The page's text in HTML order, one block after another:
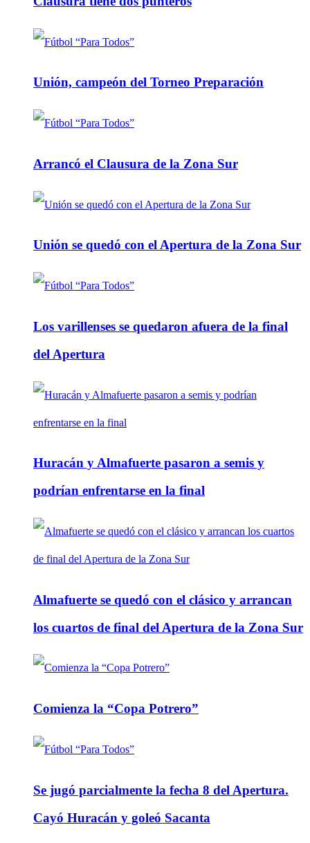
Unión, campeón del Torneo Preparación
Arrancó el Clausura de la Zona Sur
Unión se quedó con el Apertura de la Zona Sur
Los varillenses se quedaron afuera de la final
del Apertura
Huracán y Almafuerte pasaron a semis y
podrían enfrentarse en la final
Almafuerte se quedó con el clásico y arrancan
los cuartos de final del Apertura de la Zona Sur
Comienza la “Copa Potrero”
Se jugó parcialmente la fecha 8 del Apertura.
Cayó Huracán y goleó Sacanta